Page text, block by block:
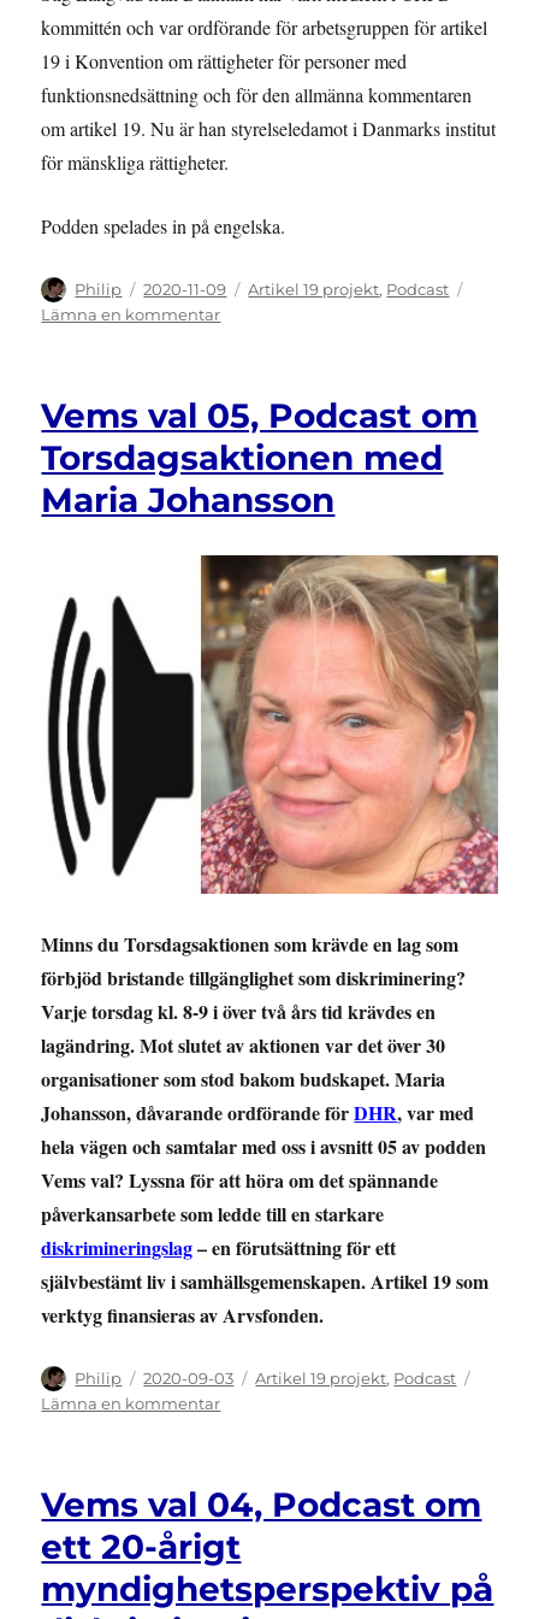
kommittén och var ordförande för arbetsgruppen för artikel
19 i Konvention om rättigheter för personer med
funktionsnedsättning och för den allmänna kommentaren
om artikel 19. Nu är han styrelseledamot i Danmarks institut
för mänskliga rättigheter.
Podden spelades in på engelska.
Författare
Philip
Publicerat
den
2020-11-09 Kategorier
Artikel 19 projekt, Podcast
Lämna en kommentartill
Podcast
FN
konventionen
om
personer
med
funktionsnedsättning
med
Stig
Langvad
Vems val 05, Podcast om
Torsdagsaktionen med
Maria Johansson
Minns du Torsdagsaktionen som krävde en lag som
förbjöd bristande tillgänglighet som diskriminering?
Varje torsdag kl. 8-9 i över två års tid krävdes en
lagändring. Mot slutet av aktionen var det över 30
organisationer som stod bakom budskapet. Maria
Johansson, dåvarande ordförande förDHR, var med
hela vägen och samtalar med oss i avsnitt 05 av podden
Vems val? Lyssna för att höra om det spännande
påverkansarbete som ledde till en starkare
diskrimineringslag– en förutsättning för ett
självbestämt liv i samhällsgemenskapen. Artikel 19 som
verktyg finansieras av Arvsfonden.
Författare
Philip
Publicerat
den
2020-09-03 Kategorier
Artikel 19 projekt, Podcast
Lämna en kommentartill
Podcast
Torsdagsaktionen
med
Maria
Vems val 04, Podcast om
ett 20-årigt
myndighetsperspektiv på